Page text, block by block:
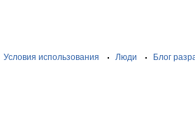
Условия использования Люди Блог